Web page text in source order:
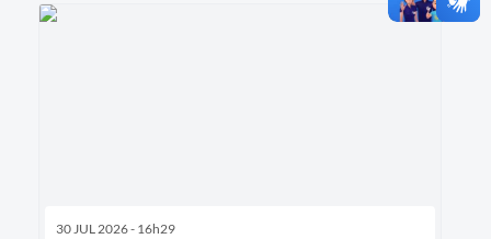
30 JUL 2026 - 16h29